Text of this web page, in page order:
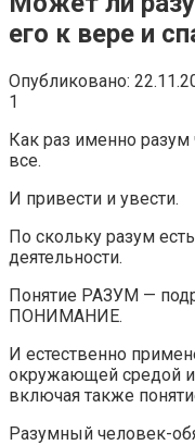
его к вере и
Опубликовано:
1
Как раз именно
все.
И привести и увести.
По скольку разум
деятельности.
Понятие РАЗУМ —
ПОНИМАНИЕ.
И естественно
окружающей средой
включая также
Разумный человек-